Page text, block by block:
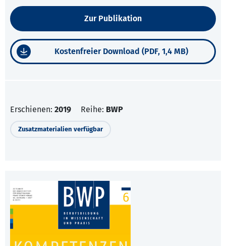
Zur Publikation
Kostenfreier Download (PDF, 1,4 MB)
Erschienen: 2019 Reihe: BWP
Zusatzmaterialien verfügbar